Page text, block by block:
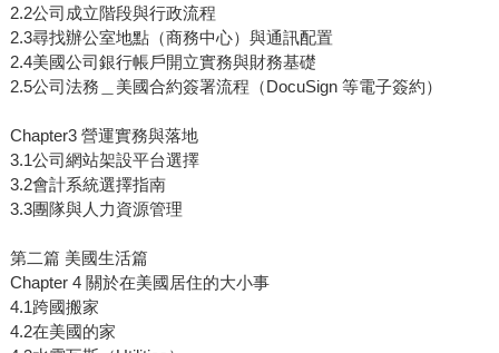
2.2公司成立階段與行政流程
2.3尋找辦公室地點（商務中心）與通訊配置
2.4美國公司銀行帳戶開立實務與財務基礎
2.5公司法務＿美國合約簽署流程（DocuSign 等電子簽約）
Chapter3 營運實務與落地
3.1公司網站架設平台選擇
3.2會計系統選擇指南
3.3團隊與人力資源管理
第二篇 美國生活篇
Chapter 4 關於在美國居住的大小事
4.1跨國搬家
4.2在美國的家